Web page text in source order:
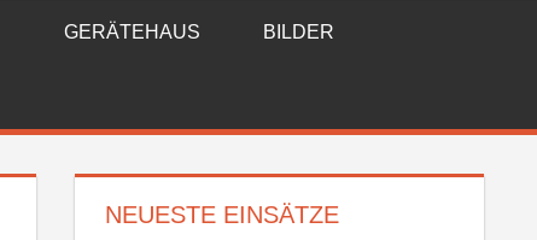
GERÄTEHAUS BILDER
NEUESTE EINSÄTZE